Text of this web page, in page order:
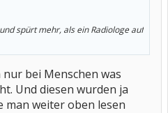
spürt mehr, als ein Radiologe auf
bei Menschen was
Und diesen wurden ja
man weiter oben lesen